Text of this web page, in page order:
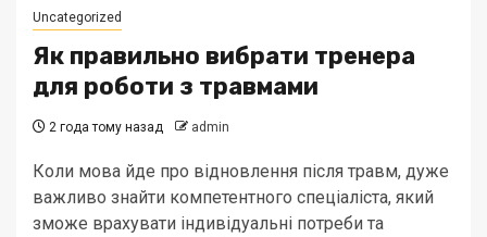
Uncategorized
Як правильно вибрати тренера
для роботи з травмами
2 года тому назад admin
Коли мова йде про відновлення після травм, дуже
важливо знайти компетентного спеціаліста, який
зможе врахувати індивідуальні потреби та